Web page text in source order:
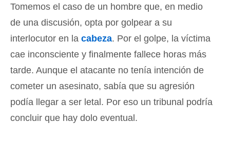
Tomemos el caso de un hombre que, en medio
de una discusión, opta por golpear a su
interlocutor en la cabeza. Por el golpe, la víctima
cae inconsciente y finalmente fallece horas más
tarde. Aunque el atacante no tenía intención de
cometer un asesinato, sabía que su agresión
podía llegar a ser letal. Por eso un tribunal podría
concluir que hay dolo eventual.